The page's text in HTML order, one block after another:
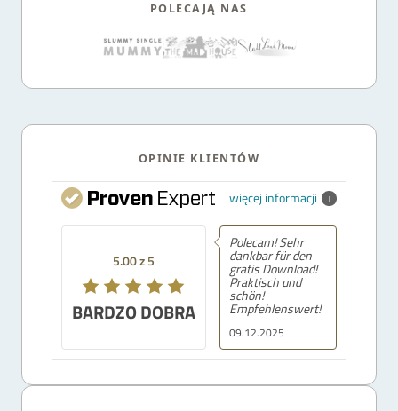
POLECAJĄ NAS
OPINIE KLIENTÓW
więcej informacji
5.00 z 5
BARDZO DOBRA
09.12.2025
Polecam! Sehr
dankbar für den
gratis Download!
Praktisch und
schön!
Empfehlenswert!